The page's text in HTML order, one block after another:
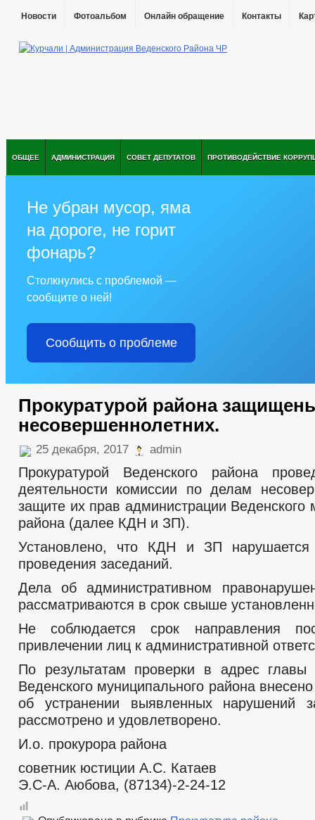
Новости Фотоальбом Онлайн обращение Контакты
ОБЩЕЕ АДМИНИСТРАЦИЯ СОВЕТ ДЕПУТАТОВ ПРОТИВОДЕЙСТВИЕ
Не убран мусор, яма
на дороге, не горит
фонарь?
Столкнулись с проблемой —
сообщите о ней!
Сообщить о проблеме
Прокуратурой района
несовершеннолетних.
25 декабря, 2017 admin
Прокуратурой Веденского района
деятельности комиссии по делам
защите их прав администрации Веденского
района (далее КДН и ЗП).
Установлено, что КДН и ЗП нарушается
проведения заседаний.
Дела об административном
рассматриваются в срок свыше
Не соблюдается срок направления
привлечении лиц к административной
По результатам проверки в адрес главы
Веденского муниципального района
об устранении выявленных нарушений
рассмотрено и удовлетворено.
И.о. прокурора района
советник юстиции А.С. Катаев
Э.С-А. Аюбова, (87134)-2-24-12